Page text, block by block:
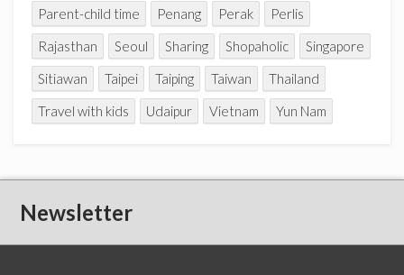
Parent-child time
Penang Perak
Perlis
Rajasthan
Seoul Sharing Shopaholic
Singapore
Sitiawan
Taipei Taiping Taiwan
Thailand
Travel with kids
Udaipur Vietnam Yun Nam
Newsletter